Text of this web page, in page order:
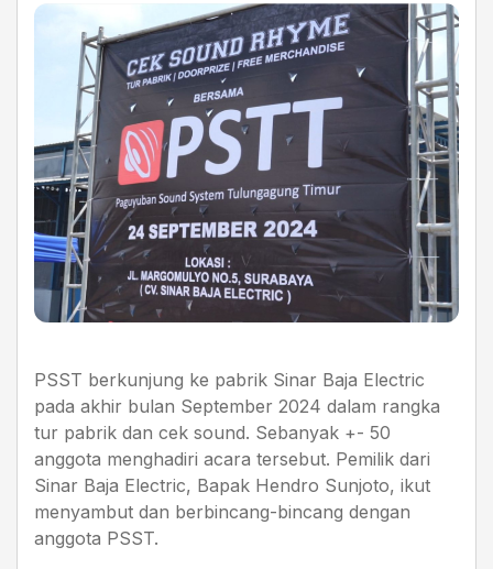
PSST berkunjung ke pabrik Sinar Baja Electric
pada akhir bulan September 2024 dalam rangka
tur pabrik dan cek sound. Sebanyak +- 50
anggota menghadiri acara tersebut. Pemilik dari
Sinar Baja Electric, Bapak Hendro Sunjoto, ikut
menyambut dan berbincang-bincang dengan
anggota PSST.